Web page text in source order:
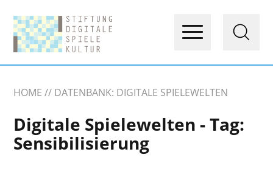
HOME DATENBANK: DIGITALE SPIELEWELTEN
Digitale Spielewelten - Tag:
Sensibilisierung